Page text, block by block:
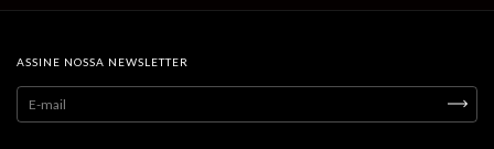
ASSINE NOSSA NEWSLETTER